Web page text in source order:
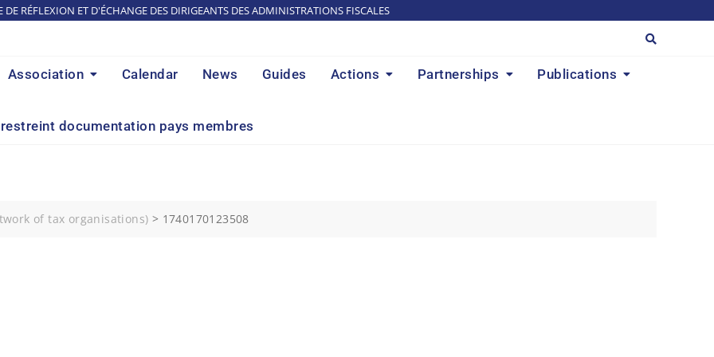
DE RÉFLEXION ET D'ÉCHANGE DES DIRIGEANTS DES ADMINISTRATIONS FISCALES
Association Calendar News Guides Actions Partnerships Publications
documentation pays membres
of tax organisations) > 1740170123508